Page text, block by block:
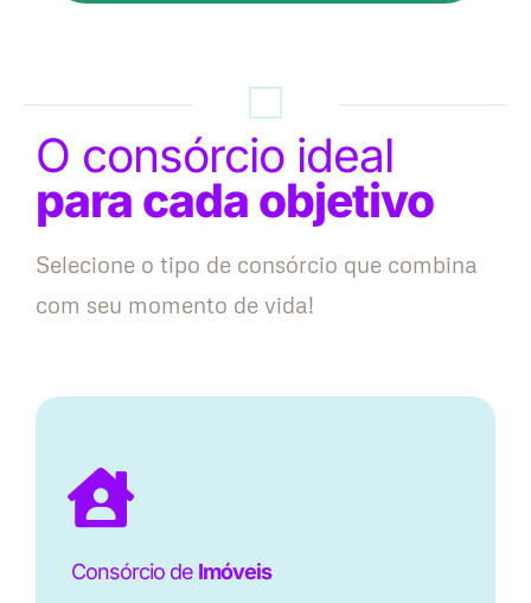
O consórcio ideal
para cada objetivo
Selecione o tipo de consórcio que combina
com seu momento de vida!
Consórcio de Imóveis